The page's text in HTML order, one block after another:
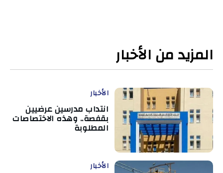
المزيد من الأخبار
الأخبار
انتداب مدرسين عرضيين
بقفصة.. وهذه الاختصاصات
المطلوبة
الأخبار